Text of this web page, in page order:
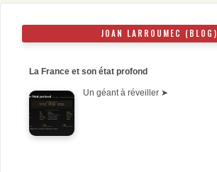
JOAN LARROUMEC (BLOG)
La France et son état profond
Un géant à réveiller ➤